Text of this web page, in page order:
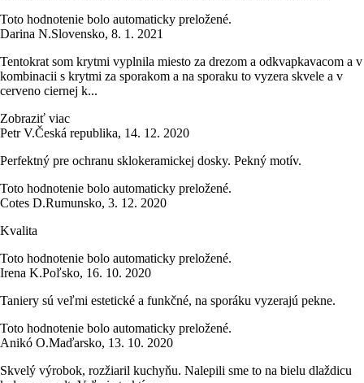
Toto hodnotenie bolo automaticky preložené.
Darina N.Slovensko, 8. 1. 2021
Tentokrat som krytmi vyplnila miesto za drezom a odkvapkavacom a v
kombinacii s krytmi za sporakom a na sporaku to vyzera skvele a v
cerveno ciernej k...
Zobraziť viac
Petr V.Česká republika, 14. 12. 2020
Perfektný pre ochranu sklokeramickej dosky. Pekný motív.
Toto hodnotenie bolo automaticky preložené.
Cotes D.Rumunsko, 3. 12. 2020
Kvalita
Toto hodnotenie bolo automaticky preložené.
Irena K.Poľsko, 16. 10. 2020
Taniery sú veľmi estetické a funkčné, na sporáku vyzerajú pekne.
Toto hodnotenie bolo automaticky preložené.
Anikó O.Maďarsko, 13. 10. 2020
Skvelý výrobok, rozžiaril kuchyňu. Nalepili sme to na bielu dlaždicu